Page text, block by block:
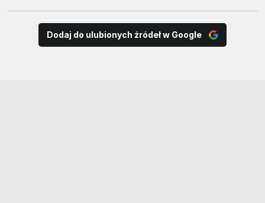
Dodaj do ulubionych źródeł w Google